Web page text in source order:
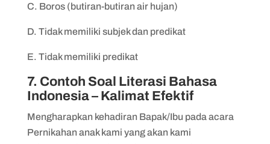
C. Boros (butiran-butiran air hujan)
D. Tidak memiliki subjek dan predikat
E. Tidak memiliki predikat
7. Contoh Soal Literasi Bahasa
Indonesia – Kalimat Efektif
Mengharapkan kehadiran Bapak/Ibu pada acara
Pernikahan anak kami yang akan kami